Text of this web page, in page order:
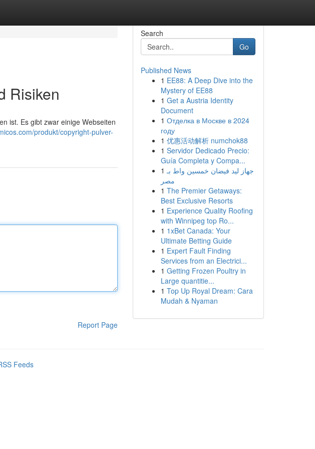
Risiken
ist. Es gibt zwar einige Webseiten
produkt/copyright-pulver-
Report Page
Search
Go
Published News
1 EE88: A Deep Dive into the
Mystery of EE88
1 Get a Austria Identity
Document
1 Отделка в Москве в 2024
году
1 优惠活动解析 numchok88
1 Servidor Dedicado Precio:
Guía Completa y Compa...
1 جهاز ليد فيضان خمسين واط بـ
مصر
1 The Premier Getaways:
Best Exclusive Resorts
1 Experience Quality Roofing
with Winnipeg top Ro...
1 1xBet Canada: Your
Ultimate Betting Guide
1 Expert Fault Finding
Services from an Electrici...
1 Getting Frozen Poultry in
Large quantitie...
1 Top Up Royal Dream: Cara
Mudah & Nyaman
Feeds